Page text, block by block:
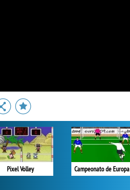
Pixel Volley Campeonato de Europa